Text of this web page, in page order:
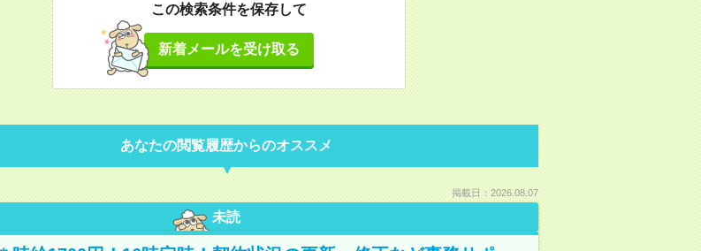
この検索条件を保存して
新着メールを受け取る
あなたの閲覧履歴からのオススメ
掲載日：2026.08.07
未読